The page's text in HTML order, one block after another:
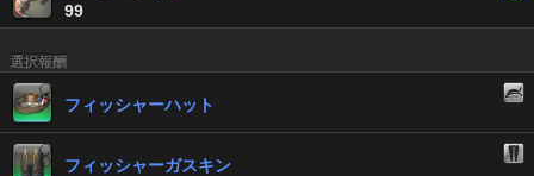
99
選択報酬
フィッシャーハット
フィッシャーガスキン